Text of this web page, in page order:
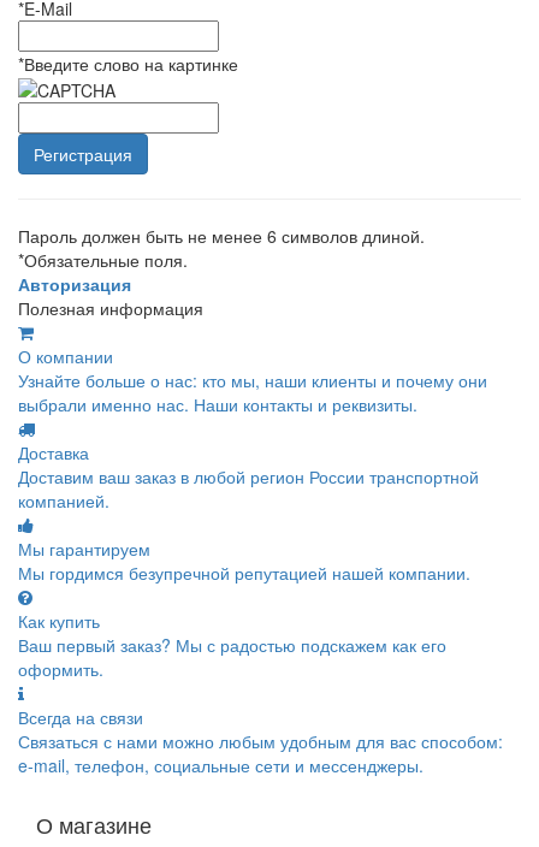
*E-Mail
*Введите слово на картинке
Пароль должен быть не менее 6 символов длиной.
*Обязательные поля.
Авторизация
Полезная информация
О компании
Узнайте больше о нас: кто мы, наши клиенты и почему они
выбрали именно нас. Наши контакты и реквизиты.
Доставка
Доставим ваш заказ в любой регион России транспортной
компанией.
Мы гарантируем
Мы гордимся безупречной репутацией нашей компании.
Как купить
Ваш первый заказ? Мы с радостью подскажем как его
оформить.
Всегда на связи
Связаться с нами можно любым удобным для вас способом:
e-mail, телефон, социальные сети и мессенджеры.
О магазине